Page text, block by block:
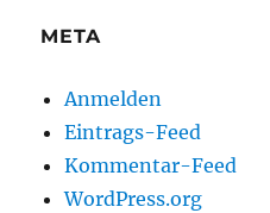
META
Anmelden
Eintrags-Feed
Kommentar-Feed
WordPress.org